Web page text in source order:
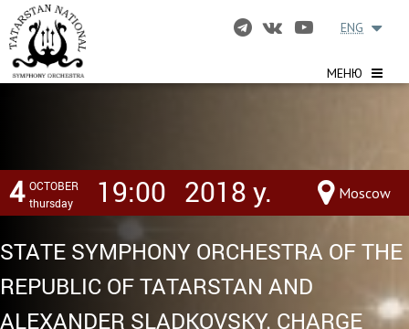
МЕНЮ
ENG
4 OCTOBER
thursday
19:00 2018 y. Moscow
STATE SYMPHONY ORCHESTRA OF THE
REPUBLIC OF TATARSTAN AND
ALEXANDER SLADKOVSKY. CHARGE